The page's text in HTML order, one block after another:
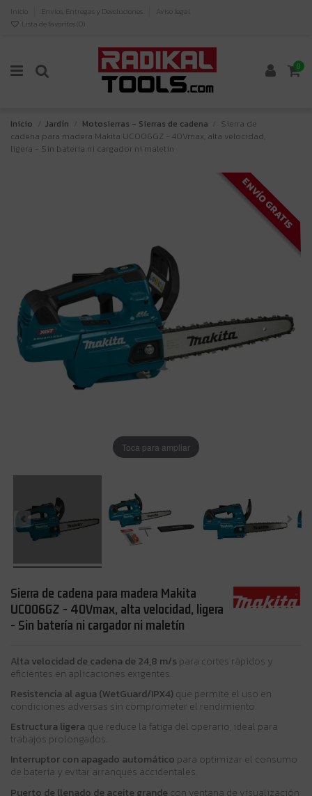
Inicio Envíos, Entregas y Devoluciones
Aviso legal
Lista de favoritos ( 0)
0
Inicio Jardín Motosierras - Sierras de cadena
Sierra de
cadena para madera Makita UC006GZ - 40Vmax, alta velocidad,
ligera - Sin batería ni cargador ni maletín
ENVÍO GRATIS
Toca para ampliar
Sierra de cadena para madera Makita
UC006GZ - 40Vmax, alta velocidad, ligera
- Sin batería ni cargador ni maletín
Alta velocidad de cadena de 24,8 m/s para cortes rápidos y
eficientes en aplicaciones exigentes.
Resistencia al agua (WetGuard/IPX4) que permite el uso en
condiciones adversas sin comprometer el rendimiento.
Estructura ligera que reduce la fatiga del operario, ideal para
trabajos prolongados.
Interruptor con apagado automático para optimizar el consumo
de batería y evitar arranques accidentales.
Puerto de llenado de aceite grande con ventana de visualización